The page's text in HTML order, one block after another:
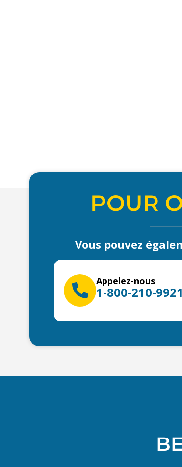
POUR
Vous pouvez
Appelez-nous
1-800-210-9921